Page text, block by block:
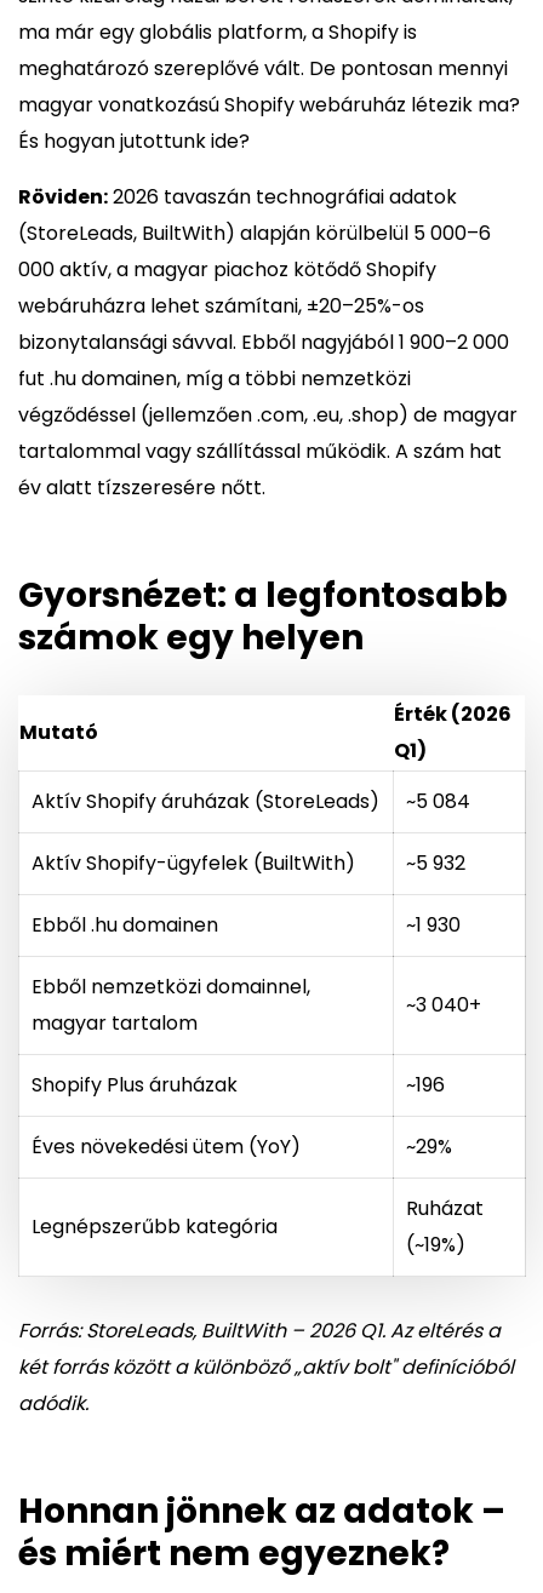
ma már egy globális platform, a Shopify is
meghatározó szereplővé vált. De pontosan mennyi
magyar vonatkozású Shopify webáruház létezik ma?
És hogyan jutottunk ide?
Röviden:2026 tavaszán technográfiai adatok
(StoreLeads, BuiltWith) alapján körülbelül 5 000–6
000 aktív, a magyar piachoz kötődő Shopify
webáruházra lehet számítani, ±20–25%-os
bizonytalansági sávval. Ebből nagyjából 1 900–2 000
fut .hu domainen, míg a többi nemzetközi
végződéssel (jellemzően .com, .eu, .shop) de magyar
tartalommal vagy szállítással működik. A szám hat
év alatt tízszeresére nőtt.
Gyorsnézet: a legfontosabb
számok egy helyen
Mutató
Érték (2026
Q1)
Aktív Shopify áruházak (StoreLeads)
~5 084
Aktív Shopify-ügyfelek (BuiltWith) ~5 932
Ebből .hu domainen ~1 930
Ebből nemzetközi domainnel,
magyar tartalom
~3 040+
Shopify Plus áruházak ~196
Éves növekedési ütem (YoY) ~29%
Legnépszerűbb kategória
Ruházat
(~19%)
Forrás: StoreLeads, BuiltWith – 2026 Q1. Az eltérés a
két forrás között a különböző „aktív bolt" definícióból
adódik.
Honnan jönnek az adatok –
és miért nem egyeznek?